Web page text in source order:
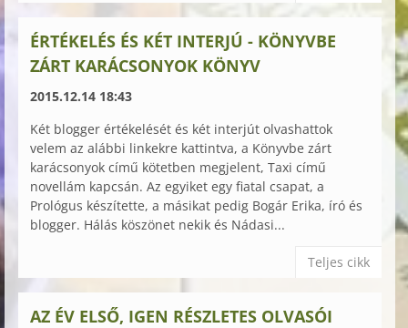
ÉRTÉKELÉS ÉS KÉT INTERJÚ - KÖNYVBE
ZÁRT KARÁCSONYOK KÖNYV
2015.12.14 18:43
Két blogger értékelését és két interjút olvashattok
velem az alábbi linkekre kattintva, a Könyvbe zárt
karácsonyok című kötetben megjelent, Taxi című
novellám kapcsán. Az egyiket egy fiatal csapat, a
Prológus készítette, a másikat pedig Bogár Erika, író és
blogger. Hálás köszönet nekik és Nádasi...
Teljes cikk
AZ ÉV ELSŐ, IGEN RÉSZLETES OLVASÓI